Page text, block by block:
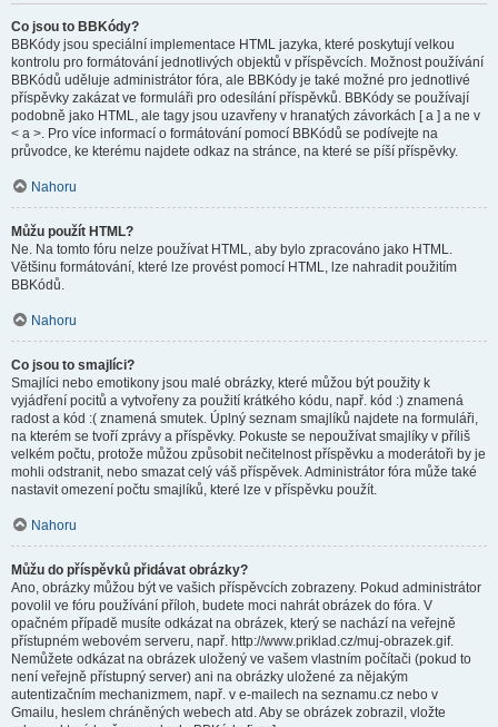
Co jsou to BBKódy?
BBKódy jsou speciální implementace HTML jazyka, které poskytují velkou
kontrolu pro formátování jednotlivých objektů v příspěvcích. Možnost používání
BBKódů uděluje administrátor fóra, ale BBKódy je také možné pro jednotlivé
příspěvky zakázat ve formuláři pro odesílání příspěvků. BBKódy se používají
podobně jako HTML, ale tagy jsou uzavřeny v hranatých závorkách [ a ] a ne v
< a >. Pro více informací o formátování pomocí BBKódů se podívejte na
průvodce, ke kterému najdete odkaz na stránce, na které se píší příspěvky.
Nahoru
Můžu použít HTML?
Ne. Na tomto fóru nelze používat HTML, aby bylo zpracováno jako HTML.
Většinu formátování, které lze provést pomocí HTML, lze nahradit použitím
BBKódů.
Nahoru
Co jsou to smajlíci?
Smajlíci nebo emotikony jsou malé obrázky, které můžou být použity k
vyjádření pocitů a vytvořeny za použití krátkého kódu, např. kód :) znamená
radost a kód :( znamená smutek. Úplný seznam smajlíků najdete na formuláři,
na kterém se tvoří zprávy a příspěvky. Pokuste se nepoužívat smajlíky v příliš
velkém počtu, protože můžou způsobit nečitelnost příspěvku a moderátoři by je
mohli odstranit, nebo smazat celý váš příspěvek. Administrátor fóra může také
nastavit omezení počtu smajlíků, které lze v příspěvku použít.
Nahoru
Můžu do příspěvků přidávat obrázky?
Ano, obrázky můžou být ve vašich příspěvcích zobrazeny. Pokud administrátor
povolil ve fóru používání příloh, budete moci nahrát obrázek do fóra. V
opačném případě musíte odkázat na obrázek, který se nachází na veřejně
přístupném webovém serveru, např. http://www.priklad.cz/muj-obrazek.gif.
Nemůžete odkázat na obrázek uložený ve vašem vlastním počítači (pokud to
není veřejně přístupný server) ani na obrázky uložené za nějakým
autentizačním mechanizmem, např. v e-mailech na seznamu.cz nebo v
Gmailu, heslem chráněných webech atd. Aby se obrázek zobrazil, vložte